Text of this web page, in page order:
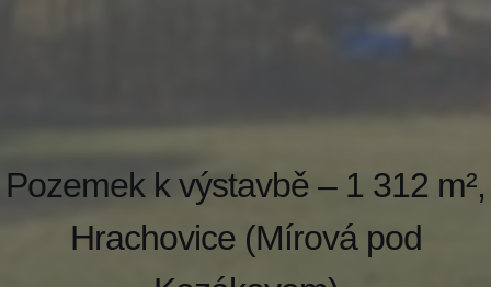
Pozemek k výstavbě – 1 312 m²,
Hrachovice (Mírová pod